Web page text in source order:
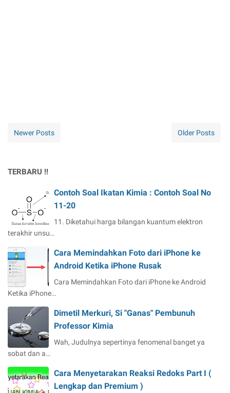
Newer Posts Older Posts
TERBARU !!
Contoh Soal Ikatan Kimia : Contoh Soal No
11-20
11. Diketahui harga bilangan kuantum elektron
terakhir unsu…
Cara Memindahkan Foto dari iPhone ke
Android Ketika iPhone Rusak
Cara Memindahkan Foto dari iPhone ke Android
Ketika iPhone…
Dimetil Merkuri, Si "Ganas" Pembunuh
Professor Kimia
Wah, Judulnya sepertinya fenomenal banget ya
sobat dan a…
Cara Menyetarakan Reaksi Redoks Part I (
Lengkap dan Premium )